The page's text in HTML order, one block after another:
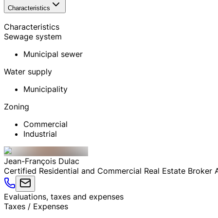
Characteristics
Characteristics
Sewage system
Municipal sewer
Water supply
Municipality
Zoning
Commercial
Industrial
Jean-François Dulac
Certified Residential and Commercial Real Estate Broker
Evaluations, taxes and expenses
Taxes / Expenses